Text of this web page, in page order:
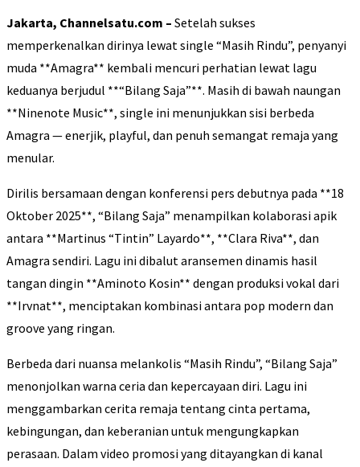
Jakarta, Channelsatu.com – Setelah sukses
memperkenalkan dirinya lewat single “Masih Rindu”, penyanyi
muda **Amagra** kembali mencuri perhatian lewat lagu
keduanya berjudul **“Bilang Saja”**. Masih di bawah naungan
**Ninenote Music**, single ini menunjukkan sisi berbeda
Amagra — enerjik, playful, dan penuh semangat remaja yang
menular.
Dirilis bersamaan dengan konferensi pers debutnya pada **18
Oktober 2025**, “Bilang Saja” menampilkan kolaborasi apik
antara **Martinus “Tintin” Layardo**, **Clara Riva**, dan
Amagra sendiri. Lagu ini dibalut aransemen dinamis hasil
tangan dingin **Aminoto Kosin** dengan produksi vokal dari
**Irvnat**, menciptakan kombinasi antara pop modern dan
groove yang ringan.
Berbeda dari nuansa melankolis “Masih Rindu”, “Bilang Saja”
menonjolkan warna ceria dan kepercayaan diri. Lagu ini
menggambarkan cerita remaja tentang cinta pertama,
kebingungan, dan keberanian untuk mengungkapkan
perasaan. Dalam video promosi yang ditayangkan di kanal